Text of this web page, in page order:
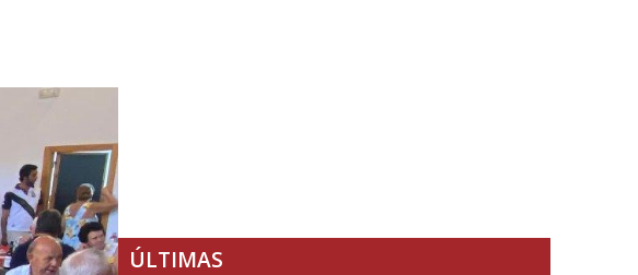
ÚLTIMAS